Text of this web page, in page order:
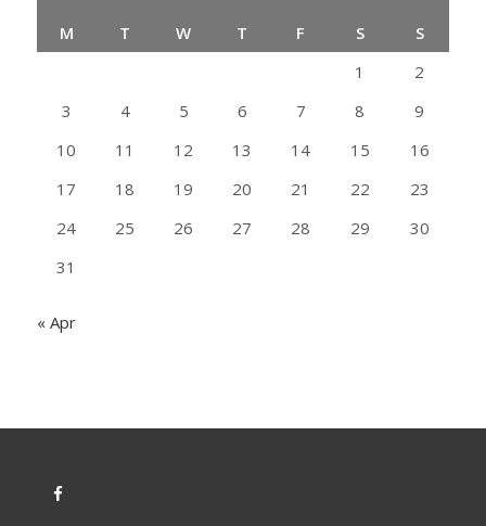
M
T W T F S
S
1
2
3
4 5 6 7 8
9
10
11 12 13 14 15
16
17
18 19 20 21 22
23
24
25 26 27 28 29
30
31
« Apr